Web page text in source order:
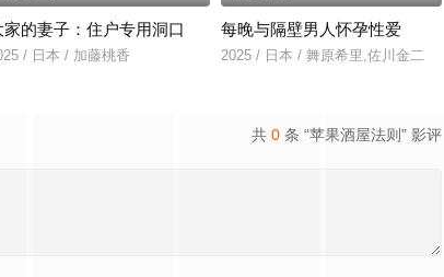
场后辈龙宇夫妇建议来一场情侣旅行，龙宇妻子志娟虽然不喜欢这种
家的妻子：住户专用洞口
/ 日本 / 加藤桃香
每晚与隔壁男人怀孕性爱
2025 / 日本 / 舞原希里,佐川金二
共 0 条 “苹果酒屋法则” 影评